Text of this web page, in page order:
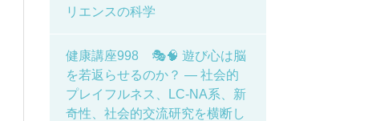
リエンスの科学
健康講座998 🎭🧠 遊び心は脳
を若返らせるのか？ ― 社会的
プレイフルネス、LC-NA系、新
奇性、社会的交流研究を横断し